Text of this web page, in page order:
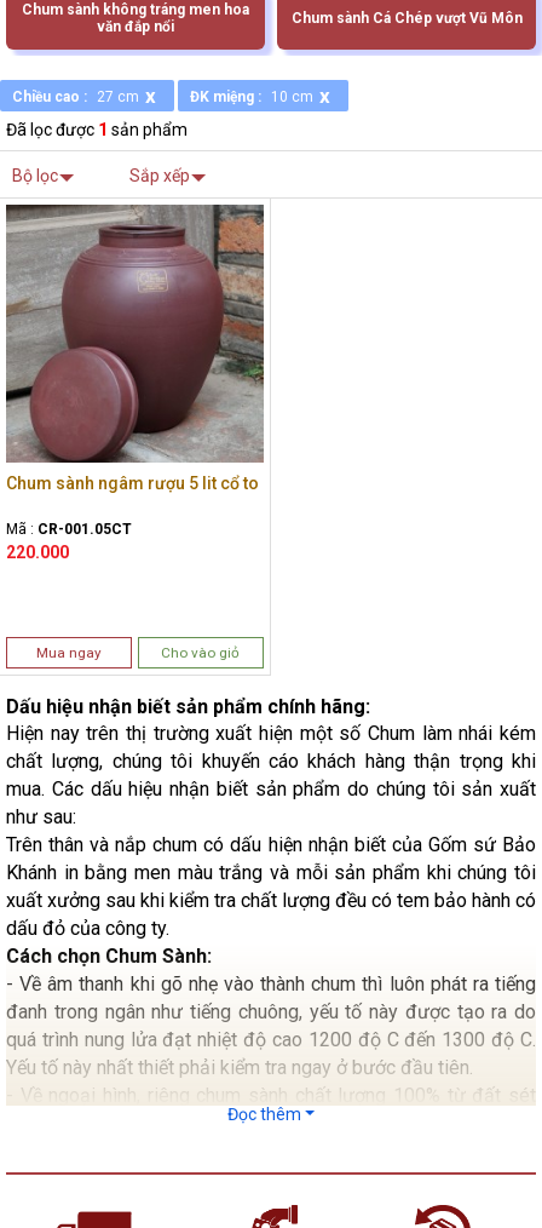
Chum sành không tráng men hoa
văn đắp nổi
Chum sành Cá Chép vượt Vũ Môn
Chiều cao : 27 cm x ĐK miệng : 10 cm x
Đã lọc được 1 sản phẩm
Bộ lọc Sắp xếp
Chum sành ngâm rượu 5 lit cổ to
Mã : CR-001.05CT
220.000
Mua ngay Cho vào giỏ
Dấu hiệu nhận biết sản phẩm chính hãng:
Hiện nay trên thị trường xuất hiện một số Chum làm nhái kém
chất lượng, chúng tôi khuyến cáo khách hàng thận trọng khi
mua. Các dấu hiệu nhận biết sản phẩm do chúng tôi sản xuất
như sau:
Trên thân và nắp chum có dấu hiện nhận biết của Gốm sứ Bảo
Khánh in bằng men màu trắng và mỗi sản phẩm khi chúng tôi
xuất xưởng sau khi kiểm tra chất lượng đều có tem bảo hành có
dấu đỏ của công ty.
Cách chọn Chum Sành:
- Về âm thanh khi gõ nhẹ vào thành chum thì luôn phát ra tiếng
đanh trong ngân như tiếng chuông, yếu tố này được tạo ra do
quá trình nung lửa đạt nhiệt độ cao 1200 độ C đến 1300 độ C.
Yếu tố này nhất thiết phải kiểm tra ngay ở bước đầu tiên.
- Về ngoại hình, riêng chum sành chất lượng 100% từ đất sét
chum không bao giờ đạt tới độ bóng bẩy như các loại chum
- Kiểm tra mặt trong lẫn mặt ngoài của chum không xuất hiện
những dấu rạn nứt.
Đọc thêm